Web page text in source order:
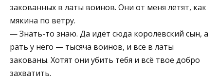
закованных в латы воинов. Они от меня летят, как
мякина по ветру.
— Знать-то знаю. Да идёт сюда королевский сын, а
рать у него — тысяча воинов, и все в латы
закованы. Хотят они убить тебя и всё твое добро
захватить.